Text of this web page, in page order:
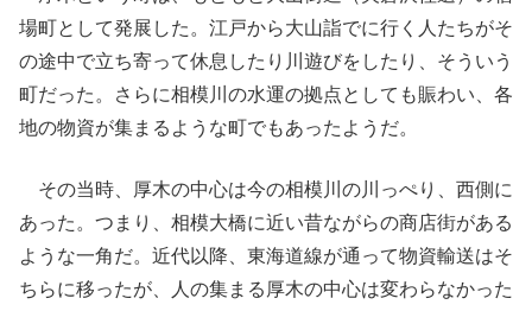
場町として発展した。江戸から大山詣でに行く人たちがそ
の途中で立ち寄って休息したり川遊びをしたり、そういう
町だった。さらに相模川の水運の拠点としても賑わい、各
地の物資が集まるような町でもあったようだ。
その当時、厚木の中心は今の相模川の川っぺり、西側に
あった。つまり、相模大橋に近い昔ながらの商店街がある
ような一角だ。近代以降、東海道線が通って物資輸送はそ
ちらに移ったが、人の集まる厚木の中心は変わらなかった